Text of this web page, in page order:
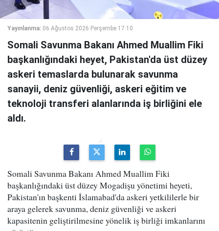
Yayınlanma: 06 Ağustos 2026 Perşembe 17:10
Somali Savunma Bakanı Ahmed Muallim Fiki
başkanlığındaki heyet, Pakistan'da üst düzey
askeri temaslarda bulunarak savunma
sanayii, deniz güvenliği, askeri eğitim ve
teknoloji transferi alanlarında iş birliğini ele
aldı.
Somali Savunma Bakanı Ahmed Muallim Fiki
başkanlığındaki üst düzey Mogadişu yönetimi heyeti,
Pakistan'ın başkenti İslamabad'da askeri yetkililerle bir
araya gelerek savunma, deniz güvenliği ve askeri
kapasitenin geliştirilmesine yönelik iş birliği imkanlarını